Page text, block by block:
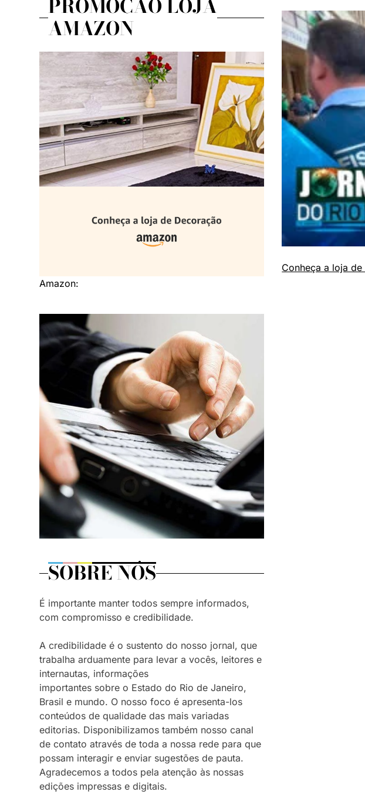
Conheça a loja
PROMOÇÃO LOJA
AMAZON
Amazon:
SOBRE NÓS
É importante manter todos sempre informados,
com compromisso e credibilidade.
A credibilidade é o sustento do nosso jornal, que
trabalha arduamente para levar a vocês, leitores e
internautas, informações
importantes sobre o Estado do Rio de Janeiro,
Brasil e mundo. O nosso foco é apresenta-los
conteúdos de qualidade das mais variadas
editorias. Disponibilizamos também nosso canal
de contato através de toda a nossa rede para que
possam interagir e enviar sugestões de pauta.
Agradecemos a todos pela atenção às nossas
edições impressas e digitais.